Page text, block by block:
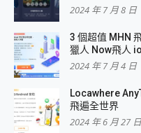
2024 年 7 月 8 日
3 個超值 MHN
獵人 Now飛人
2024 年 7 月 4 日
Locawhere
飛遍全世界
2024 年 6 月 27 日